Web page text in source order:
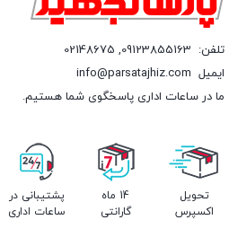
تلفن: 09123855163
,
02148675
ایمیل info@parsatajhiz.com
ما در ساعات اداری پاسخگوی شما هستیم.
تحویل
اکسپرس
14 ماه
گارانتی
پشتیبانی در
ساعات اداری